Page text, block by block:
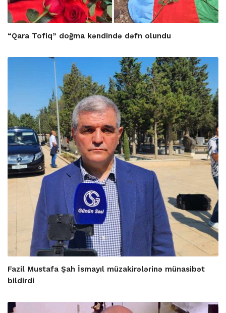
“Qara Tofiq” doğma kəndində dəfn olundu
Fazil Mustafa Şah İsmayıl müzakirələrinə münasibət
bildirdi